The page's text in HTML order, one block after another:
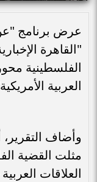
عرض برنامج
"القاهرة
الفلسطينية
العربية
وأضاف التقرير،
مثلت القضية
العلاقات